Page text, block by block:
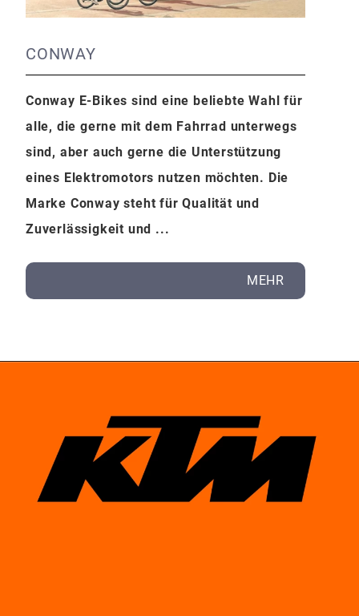
CONWAY
Conway E-Bikes sind eine beliebte Wahl für
alle, die gerne mit dem Fahrrad unterwegs
sind, aber auch gerne die Unterstützung
eines Elektromotors nutzen möchten. Die
Marke Conway steht für Qualität und
Zuverlässigkeit und ...
MEHR